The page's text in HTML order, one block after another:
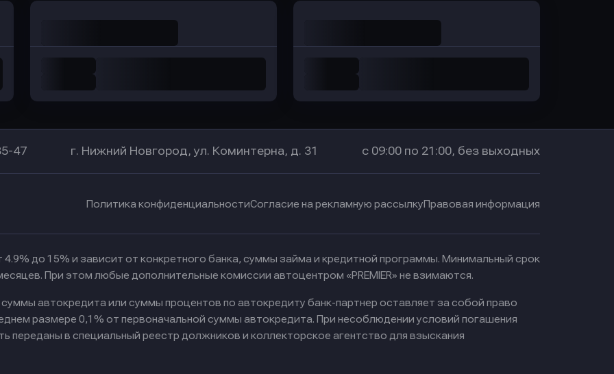
47 г. Нижний Новгород, ул. Коминтерна, д. 31 с 09:00 по 21:00, без выходных
Политика конфиденциальностиСогласие на рекламную рассылкуПравовая информация
4.9% до 15% и зависит от конкретного банка, суммы займа и кредитной программы. Минимальный срок
При этом любые дополнительные комиссии автоцентром «PREMIER» не взимаются.
автокредита или суммы процентов по автокредиту банк-партнер оставляет за собой право
размере 0,1% от первоначальной суммы автокредита. При несоблюдении условий погашения
переданы в специальный реестр должников и коллекторское агентство для взыскания